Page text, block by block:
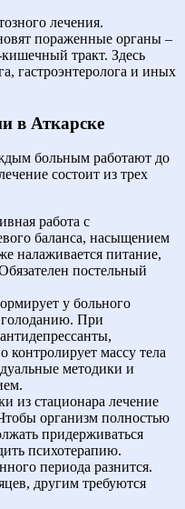
лечения.
пораженные органы –
тракт. Здесь
гастроэнтеролога и иных
в Аткарске
больным работают до
состоит из трех
работа с
баланса, насыщением
налаживается питание,
постельный
у больного
голоданию. При
контролирует массу тела
методики и
из стационара лечение
организм полностью
придерживаться
психотерапию.
периода разнится.
другим требуются